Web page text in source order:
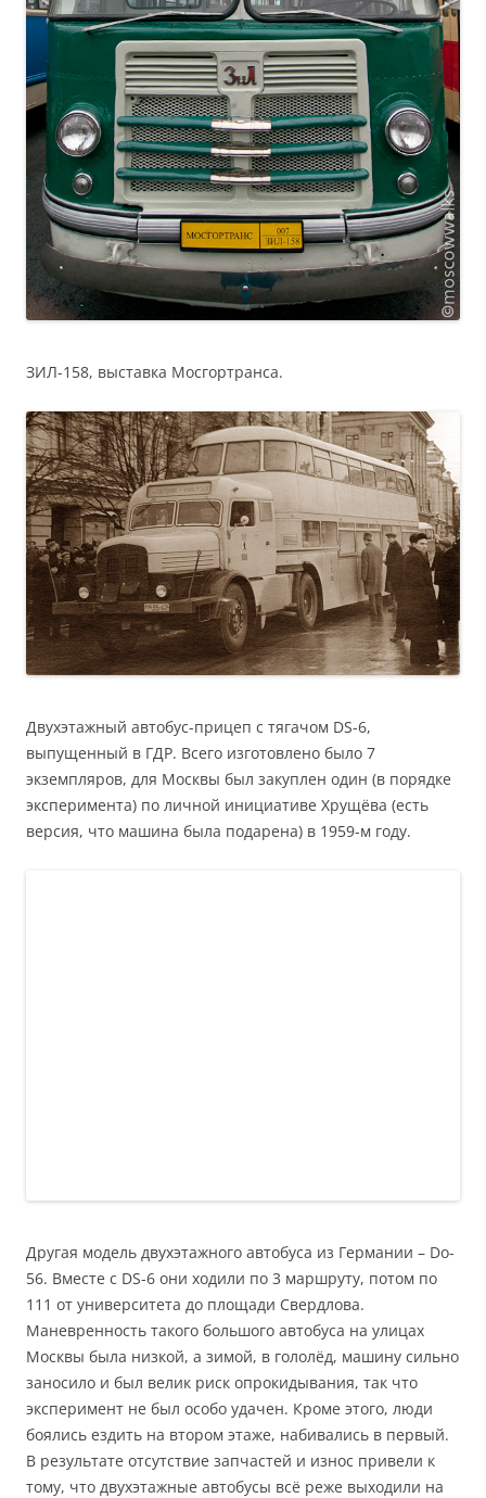
ЗИЛ-158, выставка Мосгортранса.
Двухэтажный автобус-прицеп с тягачом DS-6,
выпущенный в ГДР. Всего изготовлено было 7
экземпляров, для Москвы был закуплен один (в порядке
эксперимента) по личной инициативе Хрущёва (есть
версия, что машина была подарена) в 1959-м году.
Другая модель двухэтажного автобуса из Германии – Do-
56. Вместе с DS-6 они ходили по 3 маршруту, потом по
111 от университета до площади Свердлова.
Маневренность такого большого автобуса на улицах
Москвы была низкой, а зимой, в гололёд, машину сильно
заносило и был велик риск опрокидывания, так что
эксперимент не был особо удачен. Кроме этого, люди
боялись ездить на втором этаже, набивались в первый.
В результате отсутствие запчастей и износ привели к
тому, что двухэтажные автобусы всё реже выходили на